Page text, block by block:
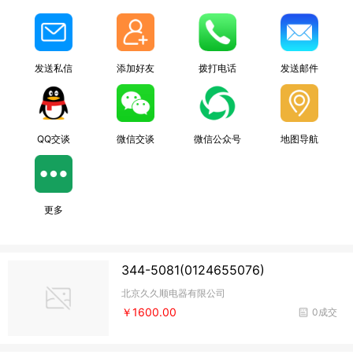
发送私信 添加好友 拨打电话 发送邮件
QQ交谈 微信交谈 微信公众号 地图导航
更多
344-5081(0124655076)
北京久久顺电器有限公司
0成交
￥1600.00